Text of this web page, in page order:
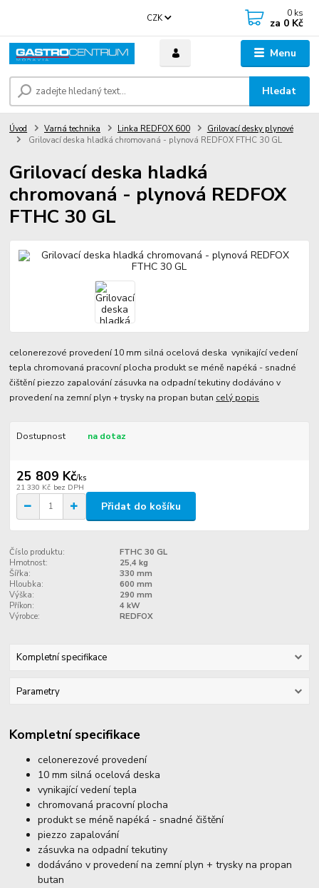
Menu
CZK
Hledat
0 ks
za 0 Kč
Úvod Varná technika Linka REDFOX 600
Grilovací desky plynové
Grilovací deska hladká chromovaná - plynová REDFOX FTHC 30 GL
Grilovací deska hladká
chromovaná - plynová REDFOX
FTHC 30 GL
celonerezové provedení 10 mm silná ocelová deska vynikající vedení
tepla chromovaná pracovní plocha produkt se méně napéká - snadné
čištění piezzo zapalování zásuvka na odpadní tekutiny dodáváno v
provedení na zemní plyn + trysky na propan butan celý popis
Dostupnost na dotaz
25 809 Kč/ks
21 330 Kč bez DPH
Přidat do košíku
Číslo produktu:
FTHC 30 GL
Hmotnost:
25,4 kg
Šířka:
330 mm
Hloubka:
600 mm
Výška:
290 mm
Příkon:
4 kW
Výrobce:
REDFOX
Kompletní specifikace
Parametry
Kompletní specifikace
celonerezové provedení
10 mm silná ocelová deska
vynikající vedení tepla
chromovaná pracovní plocha
produkt se méně napéká - snadné čištění
piezzo zapalování
zásuvka na odpadní tekutiny
dodáváno v provedení na zemní plyn + trysky na propan
butan